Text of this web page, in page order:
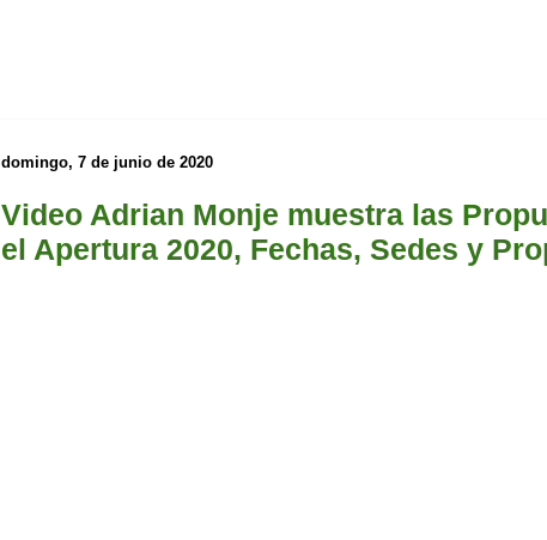
domingo, 7 de junio de 2020
Video Adrian Monje muestra las
el Apertura 2020, Fechas, Sedes y